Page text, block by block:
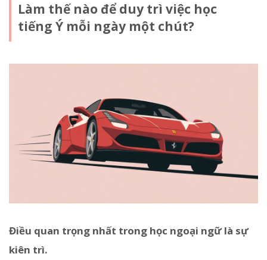
Làm thế nào để duy trì việc học
tiếng Ý mỗi ngày một chút?
Điều quan trọng nhất trong học ngoại ngữ là sự
kiên trì.